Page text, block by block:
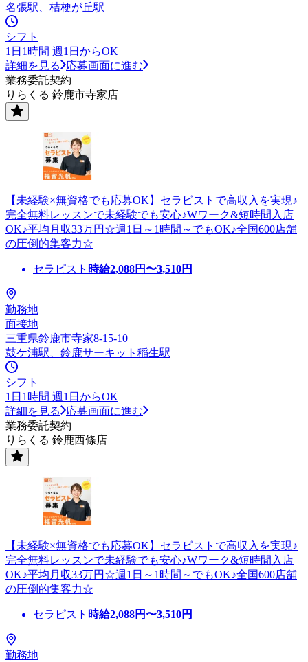
名張駅、桔梗が丘駅
シフト
1日1時間 週1日からOK
詳細を見る
応募画面に進む
業務委託契約
りらくる 鈴鹿市寺家店
【未経験×無資格でも応募OK】セラピストで高収入を実現♪
完全無料レッスンで未経験でも安心♪Wワーク&短時間入店
OK♪平均月収33万円☆週1日～1時間～でもOK♪全国600店舗
の圧倒的集客力☆
セラピスト 時給2,088円〜3,510円
勤務地
面接地
三重県鈴鹿市寺家8-15-10
鼓ケ浦駅、鈴鹿サーキット稲生駅
シフト
1日1時間 週1日からOK
詳細を見る
応募画面に進む
業務委託契約
りらくる 鈴鹿西條店
【未経験×無資格でも応募OK】セラピストで高収入を実現♪
完全無料レッスンで未経験でも安心♪Wワーク&短時間入店
OK♪平均月収33万円☆週1日～1時間～でもOK♪全国600店舗
の圧倒的集客力☆
セラピスト 時給2,088円〜3,510円
勤務地